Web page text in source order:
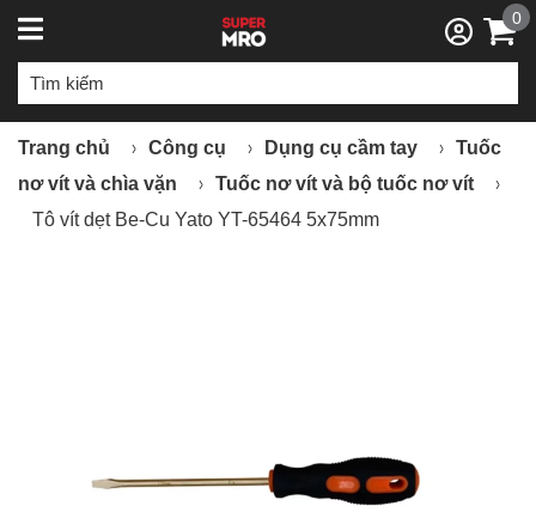
0
Trang chủ Công cụ Dụng cụ cầm tay
Tuốc
nơ vít và chìa vặn
Tuốc nơ vít và bộ tuốc nơ vít
Tô vít dẹt Be-Cu Yato YT-65464 5x75mm